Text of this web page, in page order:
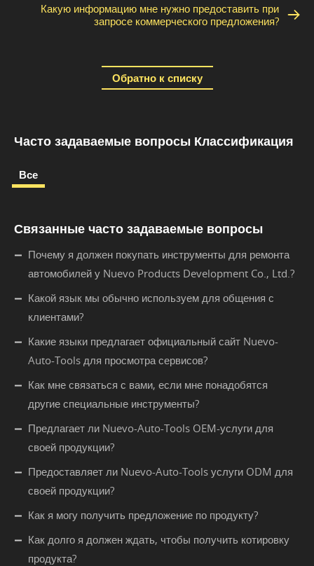
Какую информацию мне нужно предоставить при
запросе коммерческого предложения?
Обратно к списку
Часто задаваемые вопросы Классификация
Все
Связанные часто задаваемые вопросы
Почему я должен покупать инструменты для ремонта
автомобилей у Nuevo Products Development Co., Ltd.?
Какой язык мы обычно используем для общения с
клиентами?
Какие языки предлагает официальный сайт Nuevo-
Auto-Tools для просмотра сервисов?
Как мне связаться с вами, если мне понадобятся
другие специальные инструменты?
Предлагает ли Nuevo-Auto-Tools OEM-услуги для
своей продукции?
Предоставляет ли Nuevo-Auto-Tools услуги ODM для
своей продукции?
Как я могу получить предложение по продукту?
Как долго я должен ждать, чтобы получить котировку
продукта?